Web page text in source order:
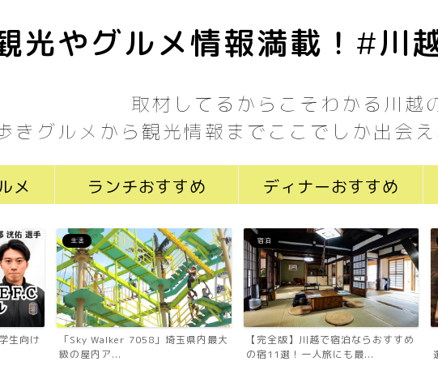
光やグルメ情報満載！#川
取材してるからこそわかる川越
きグルメから観光情報までここでしか出会え
メ ランチおすすめ ディナーおすすめ
生向け
生活
「Sky Walker 7058」埼玉県内最大
級の屋内ア...
宿泊
【完全版】川越で宿泊ならおすすめ
の宿11選！一人旅にも最...